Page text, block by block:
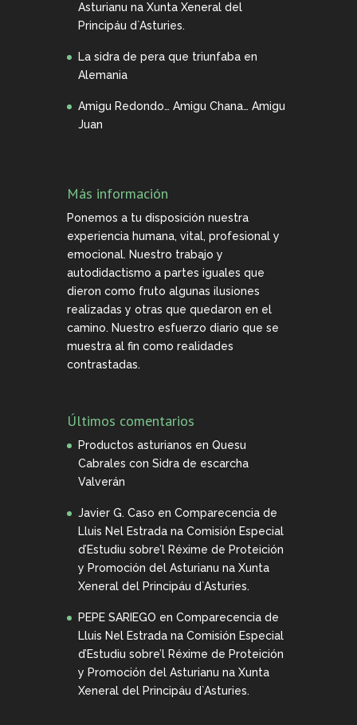
Asturianu na Xunta Xeneral del
Principáu d`Asturies.
La sidra de pera que triunfaba en
Alemania
Amigu Redondo… Amigu Chana… Amigu
Juan
Más información
Ponemos a tu disposición nuestra
experiencia humana, vital, profesional y
emocional. Nuestro trabajo y
autodidactismo a partes iguales que
dieron como fruto algunas ilusiones
realizadas y otras que quedaron en el
camino. Nuestro esfuerzo diario que se
muestra al fin como realidades
contrastadas.
Últimos comentarios
Productos asturianos en Quesu
Cabrales con Sidra de escarcha
Valverán
Javier G. Caso en Comparecencia de
Lluis Nel Estrada na Comisión Especial
d’Estudiu sobre’l Réxime de Proteición
y Promoción del Asturianu na Xunta
Xeneral del Principáu d`Asturies.
PEPE SARIEGO en Comparecencia de
Lluis Nel Estrada na Comisión Especial
d’Estudiu sobre’l Réxime de Proteición
y Promoción del Asturianu na Xunta
Xeneral del Principáu d`Asturies.